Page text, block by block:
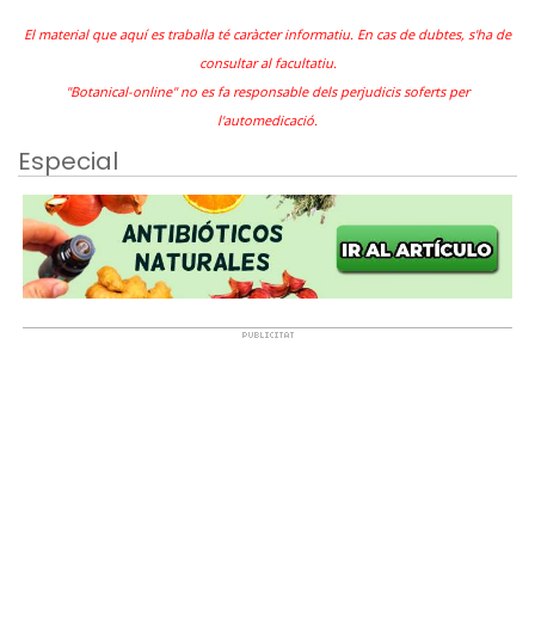
El material que aquí es traballa té caràcter informatiu. En cas de dubtes, s'ha de
consultar al facultatiu.
"Botanical-online" no es fa responsable dels perjudicis soferts per
l'automedicació.
Especial